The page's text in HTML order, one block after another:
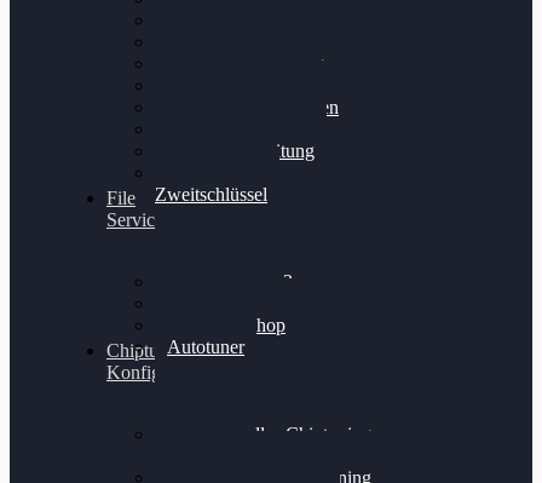
Getriebeoptimierung
Bremsscheiben planen
Felgenaufbereitung
Zweitschlüssel
File
Service
Alientech Kess3
Alientech Shop
Autotuner
Chiptuning
Konfigurator
Professionelles Chiptuning
Professionelles Chiptuning